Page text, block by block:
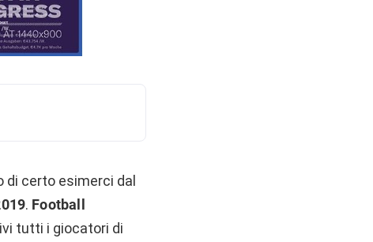
di certo esimerci dal
. Football
tutti i giocatori di